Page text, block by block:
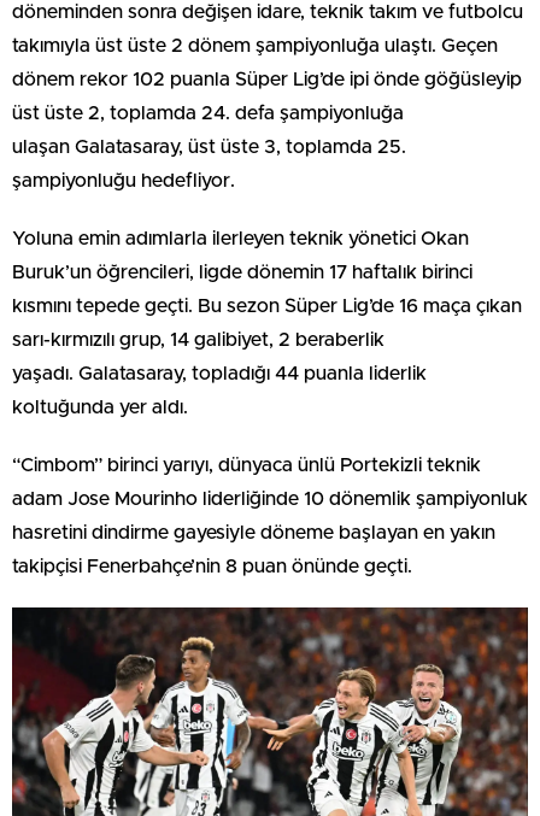
döneminden sonra değişen idare, teknik takım ve futbolcu
takımıyla üst üste 2 dönem şampiyonluğa ulaştı. Geçen
dönem rekor 102 puanla Süper Lig’de ipi önde göğüsleyip
üst üste 2, toplamda 24. defa şampiyonluğa
ulaşan Galatasaray, üst üste 3, toplamda 25.
şampiyonluğu hedefliyor.
Yoluna emin adımlarla ilerleyen teknik yönetici Okan
Buruk’un öğrencileri, ligde dönemin 17 haftalık birinci
kısmını tepede geçti. Bu sezon Süper Lig’de 16 maça çıkan
sarı-kırmızılı grup, 14 galibiyet, 2 beraberlik
yaşadı. Galatasaray, topladığı 44 puanla liderlik
koltuğunda yer aldı.
“Cimbom” birinci yarıyı, dünyaca ünlü Portekizli teknik
adam Jose Mourinho liderliğinde 10 dönemlik şampiyonluk
hasretini dindirme gayesiyle döneme başlayan en yakın
takipçisi Fenerbahçe’nin 8 puan önünde geçti.